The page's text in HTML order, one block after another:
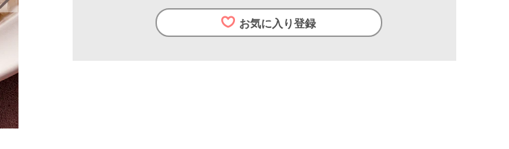
お気に入り登録